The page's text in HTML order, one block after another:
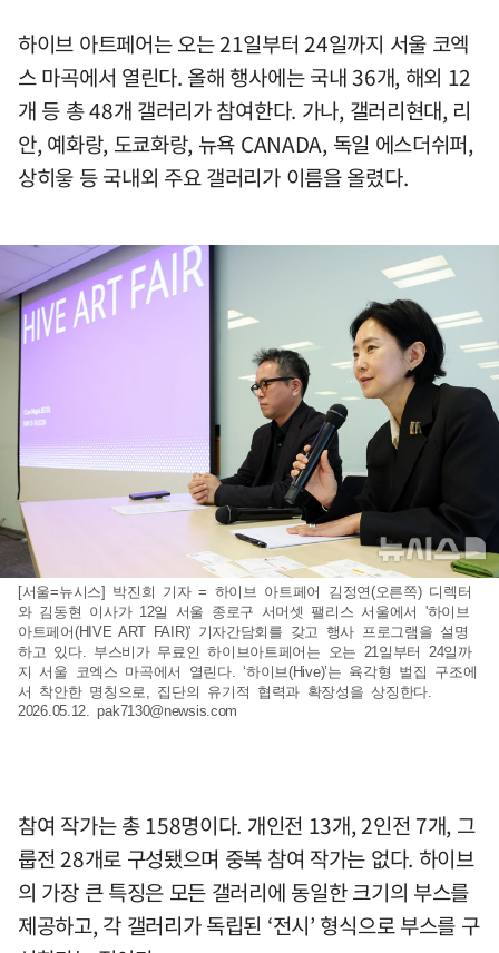
하이브 아트페어는 오는 21일부터 24일까지 서울 코엑
스 마곡에서 열린다. 올해 행사에는 국내 36개, 해외 12
개 등 총 48개 갤러리가 참여한다. 가나, 갤러리현대, 리
안, 예화랑, 도쿄화랑, 뉴욕 CANADA, 독일 에스더쉬퍼,
상히읗 등 국내외 주요 갤러리가 이름을 올렸다.
[서울=뉴시스] 박진희 기자 = 하이브 아트페어 김정연(오른쪽) 디렉터
와 김동현 이사가 12일 서울 종로구 서머셋 팰리스 서울에서 '하이브
아트페어(HIVE ART FAIR)' 기자간담회를 갖고 행사 프로그램을 설명
하고 있다. 부스비가 무료인 하이브아트페어는 오는 21일부터 24일까
지 서울 코엑스 마곡에서 열린다. ‘하이브(Hive)’는 육각형 벌집 구조에
서 착안한 명칭으로, 집단의 유기적 협력과 확장성을 상징한다.
2026.05.12.pak7130@newsis.com
참여 작가는 총 158명이다. 개인전 13개, 2인전 7개, 그
룹전 28개로 구성됐으며 중복 참여 작가는 없다. 하이브
의 가장 큰 특징은 모든 갤러리에 동일한 크기의 부스를
제공하고, 각 갤러리가 독립된 ‘전시’ 형식으로 부스를 구